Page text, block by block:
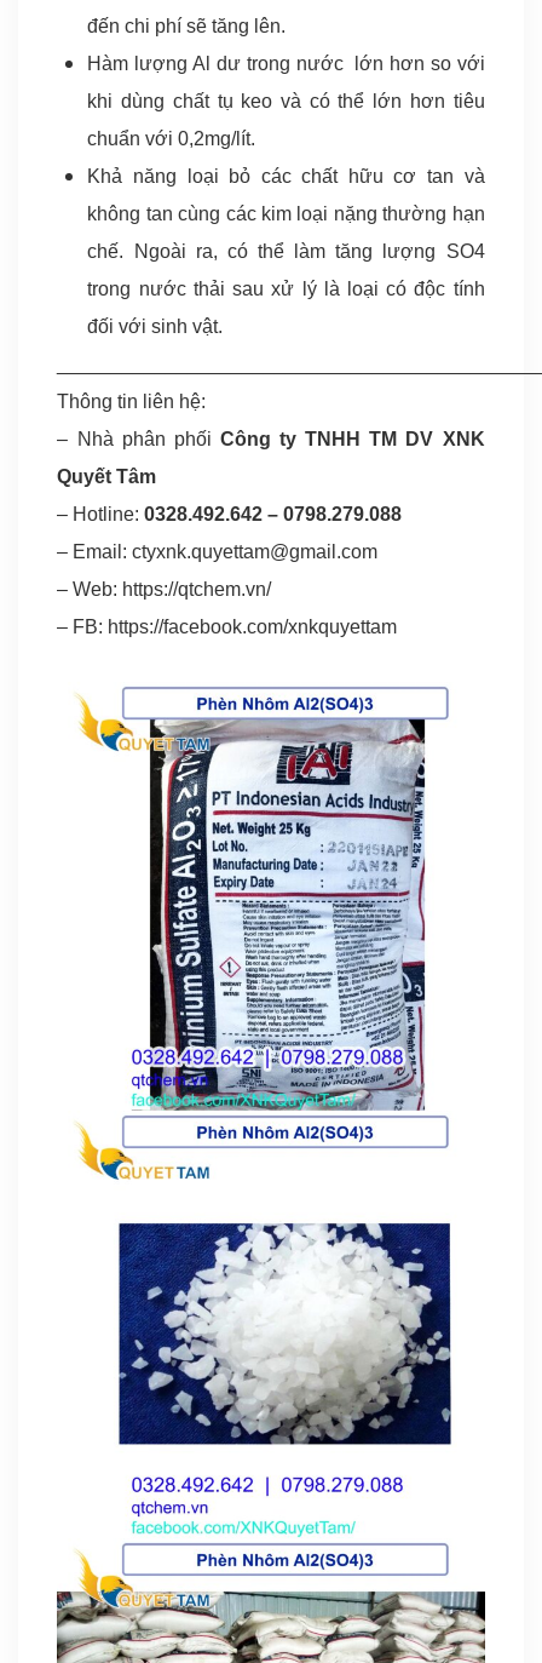
đến chi phí sẽ tăng lên.
Hàm lượng Al dư trong nước lớn hơn so với
khi dùng chất tụ keo và có thể lớn hơn tiêu
chuẩn với 0,2mg/lít.
Khả năng loại bỏ các chất hữu cơ tan và
không tan cùng các kim loại nặng thường hạn
chế. Ngoài ra, có thể làm tăng lượng SO4
trong nước thải sau xử lý là loại có độc tính
đối với sinh vật.
Thông tin liên hệ:
– Nhà phân phối Công ty TNHH TM DV XNK
Quyết Tâm
– Hotline:0328.492.642–0798.279.088
– Email:ctyxnk.quyettam@gmail.com
– Web: https://qtchem.vn/
– FB: https://facebook.com/xnkquyettam